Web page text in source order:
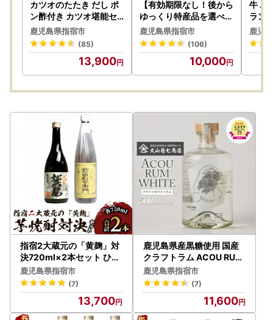
何卒ご理解賜りますようお願い申し上げます。
-------------------------
【発送後のお届け先変更が有料となります】
2023年6月1日から、発送後に送り状に記載された住所以外
更前のお届け先から変更後のお届け先までの着払い運賃が別
※住所の登録間違いによる訂正転送も有料対象となります。
お届け先変更の際は、指宿市ふるさと納税担当まで早めにご
連絡いただきますよう、お願いいたします。
■指宿市ふるさと納税担当
電話：0993-23-1072
メール：ibuf@po.minc.ne.jp
カツオのたたき だし ポ
ン酢付き カツオ堪能セ
ット 指宿食品 IB026-0
02 かつお 鰹
鹿児島県指宿市
(85)
13,900
【有効期限なし！後から
ゆっくり特産品を選べる
】鹿児島県指宿市カタロ
グポイント
鹿児島県指宿市
(106)
10,000
牛 ユ
ラン
ッケ
2-
鹿児
指宿2大蔵元の「黄麹」対
決720ml×2本セット ひご
屋 IB013-003 焼酎 焼酎
鹿児島県指宿市
(7)
13,700
鹿児島県産黒糖使用 国産
クラフトラム ACOU RUM
WHITE 500ml 大山甚七
商店 IB120-001 洋酒 洋酒
鹿児島県指宿市
(7)
11,600